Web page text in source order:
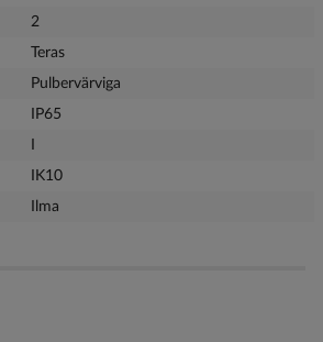
2
Teras
Pulbervärviga
IP65
IK10
Ilma